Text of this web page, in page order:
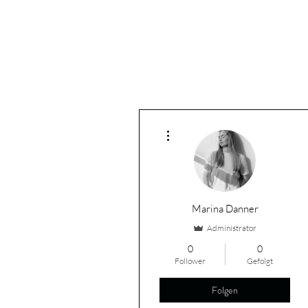
Marina Danner
Administrator
0
Follower
0
Gefolgt
Folgen